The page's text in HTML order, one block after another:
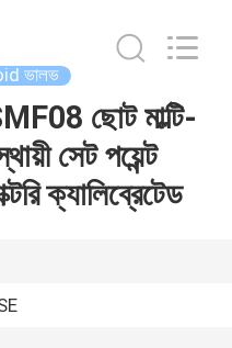
ভালভ
ছোট মাল্টি-
সেট পয়েন্ট
ক্যালিব্রেটেড